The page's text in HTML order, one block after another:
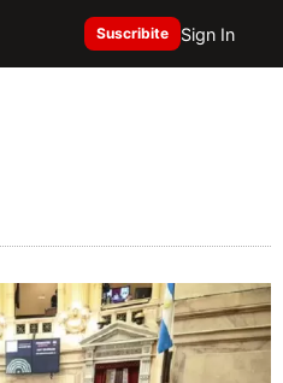
Suscribite Sign In